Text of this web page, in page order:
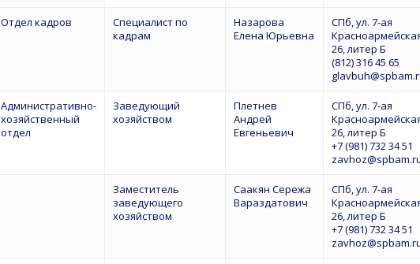
Отдел кадров
Специалист по
кадрам
Назарова
Елена Юрьевна
СПб, ул. 7-ая
26, литер Б
(812) 316 45 65
Административно-
хозяйственный
отдел
Заведующий
хозяйством
Плетнев
Андрей
Евгеньевич
СПб, ул. 7-ая
26, литер Б
+7 (981) 732 34 51
Заместитель
заведующего
хозяйством
Саакян Сережа
Вараздатович
СПб, ул. 7-ая
26, литер Б
+7 (981) 732 34 51